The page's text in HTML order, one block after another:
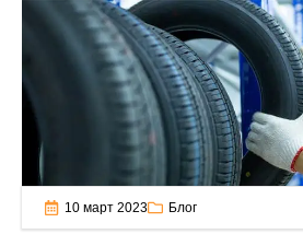
10 март 2023 Блог